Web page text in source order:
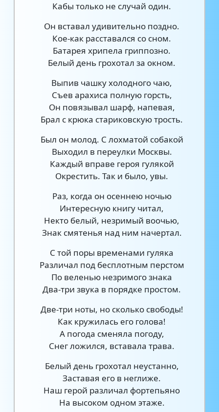
Кабы только не случай один.
Он вставал удивительно поздно.
Кое-как расставался со сном.
Батарея хрипела гриппозно.
Белый день грохотал за окном.
Выпив чашку холодного чаю,
Съев арахиса полную горсть,
Он повязывал шарф, напевая,
Брал с крюка стариковскую трость.
Был он молод. С лохматой собакой
Выходил в переулки Москвы.
Каждый вправе героя гулякой
Окрестить. Так и было, увы.
Раз, когда он осеннею ночью
Интересную книгу читал,
Некто белый, незримый воочью,
Знак смятенья над ним начертал.
С той поры временами гуляка
Различал под бесплотным перстом
По веленью незримого знака
Два-три звука в порядке простом.
Две-три ноты, но сколько свободы!
Как кружилась его голова!
А погода сменяла погоду,
Снег ложился, вставала трава.
Белый день грохотал неустанно,
Заставая его в неглиже.
Наш герой различал фортепьяно
На высоком одном этаже.